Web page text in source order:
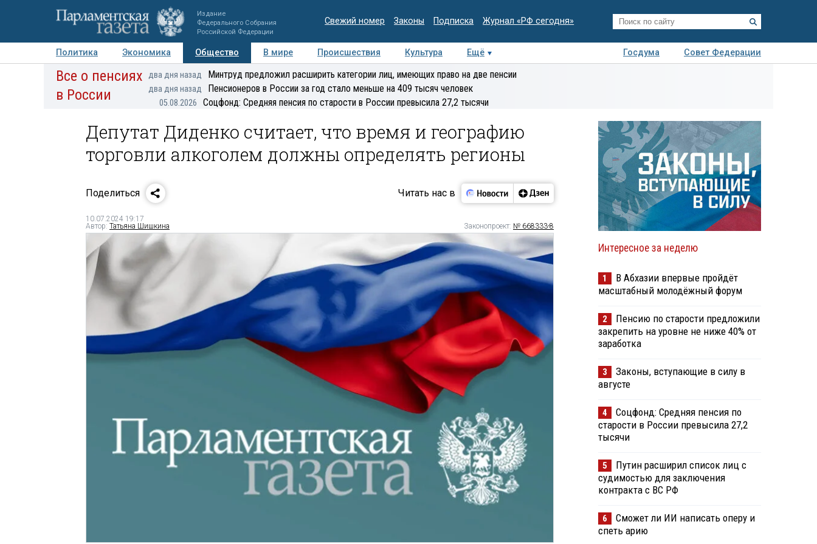
Издание
Федерального Собрания
Российской Федерации
Свежий номер Законы Подписка Журнал «РФ сегодня»
Политика Экономика Общество В мире Происшествия Культура Ещё Госдума
Совет Федерации
Авторы Персоны Мнения Регионы Медиацентр Интервью Колумнисты
Деловая
Все о пенсиях
в России
два дня назад Минтруд предложил расширить категории лиц, имеющих право на две пенсии
два дня назад Пенсионеров в России за год стало меньше на 409 тысяч человек
05.08.2026 Соцфонд: Средняя пенсия по старости в России превысила 27,2 тысячи
Депутат Диденко считает, что время и географию
торговли алкоголем должны определять регионы
Поделиться Читать нас в
10.07.2024 19:17
Автор: Татьяна Шишкина Законопроект: № 668333-8
Интересное за неделю
1
В Абхазии впервые пройдёт
масштабный молодёжный форум
2
Пенсию по старости предложили
закрепить на уровне не ниже 40% от
заработка
3
Законы, вступающие в силу в
августе
4
Соцфонд: Средняя пенсия по
старости в России превысила 27,2
тысячи
5
Путин расширил список лиц с
судимостью для заключения
контракта с ВС РФ
6
Сможет ли ИИ написать оперу и
спеть арию